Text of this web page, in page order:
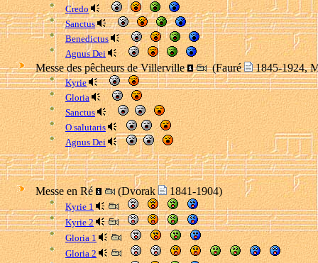
Credo
Sanctus
Benedictus
Agnus Dei
Messe des pêcheurs de Villerville (Fauré 1845-1924,
Kyrie
Gloria
Sanctus
O salutaris
Agnus Dei
Messe en Ré (Dvorak 1841-1904)
Kyrie 1
Kyrie 2
Gloria 1
Gloria 2